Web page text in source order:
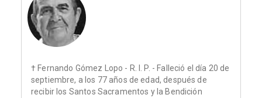
† Fernando Gómez Lopo - R. I. P. - Falleció el día 20 de
septiembre, a los 77 años de edad, después de
recibir los Santos Sacramentos y la Bendición